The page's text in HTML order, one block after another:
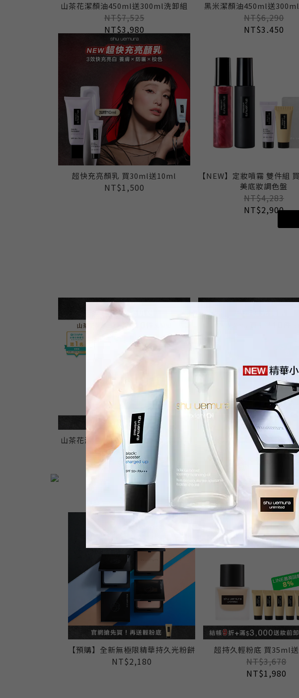
山茶花潔顏油450ml送300ml洗卸組
NT$7,525
NT$3,980
黑米潔顏油450ml送
NT$6,290
NT$3,450
超快充亮顏乳 買30ml送10ml
NT$1,500
【NEW】定妝噴霧 雙件組
美底妝調色盤
NT$4,283
NT$2,900
山茶花潔顏油450ml送300ml洗卸組
NT$7,525
NT$3,980
黑米潔顏油450ml送300ml
NT$6,290
NT$3,450
【預購】全新無極限精華持久光粉餅
NT$2,180
超持久輕粉底 買35ml
NT$3,678
NT$1,980